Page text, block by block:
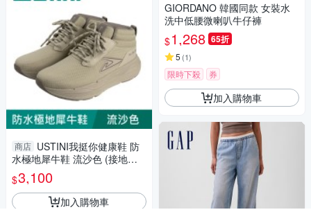
商店 USTINI我挺你健康鞋 防
水極地犀牛鞋 流沙色 (接地氣
鞋)
$3,100
加入購物車
GIORDANO 韓國同款 女裝水
洗中低腰微喇叭牛仔褲
$1,268 65折
5 (1)
限時下殺 券
加入購物車